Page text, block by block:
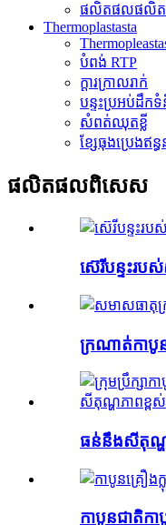
ផលិតផលផលិត
Thermoplastasta
បំពង់ RTP
ក្តារក្រាលរាក់
បន្ទះប្រអប់ដឹក
សំពត់ឈុតខ្លី
ខ្សែធុងប្រេងឥន្ធ
ផលិតផលពិសេស
ស៊េរីបន្ទះរប
ក្រណាត់កាបូ
ធន់នឹងសីតុណ្ហ
កាបូនជាតិក